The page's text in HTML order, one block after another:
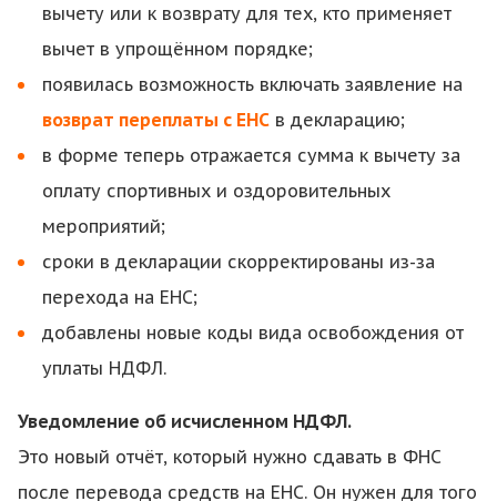
вычету или к возврату для тех, кто применяет
вычет в упрощённом порядке;
появилась возможность включать заявление на
возврат переплаты с ЕНС в декларацию;
в форме теперь отражается сумма к вычету за
оплату спортивных и оздоровительных
мероприятий;
сроки в декларации скорректированы из-за
перехода на ЕНС;
добавлены новые коды вида освобождения от
уплаты НДФЛ.
Уведомление об исчисленном НДФЛ.
Это новый отчёт, который нужно сдавать в ФНС
после перевода средств на ЕНС. Он нужен для того